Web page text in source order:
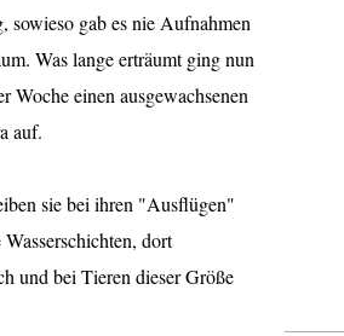
gab es nie Aufnahmen
Was lange erträumt ging nun
einen ausgewachsenen
auf.
sie bei ihren "Ausflügen"
dort
und bei Tieren dieser Größe